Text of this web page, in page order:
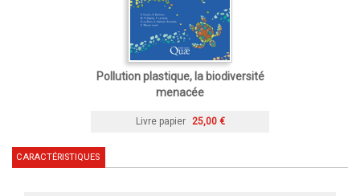
Pollution plastique, la biodiversité
menacée
Livre papier 25,00 €
CARACTÉRISTIQUES